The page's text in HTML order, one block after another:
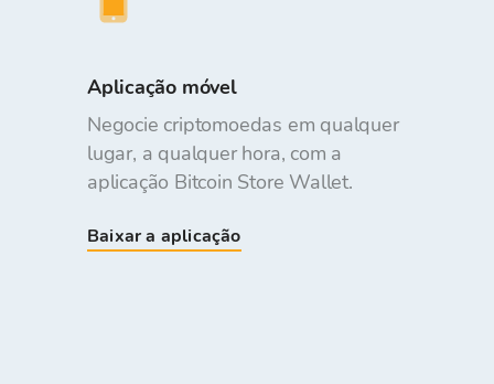
Aplicação móvel
Negocie criptomoedas em qualquer
lugar, a qualquer hora, com a
aplicação Bitcoin Store Wallet.
Baixar a aplicação